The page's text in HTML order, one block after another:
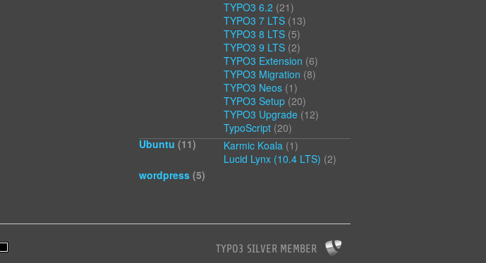
TYPO3 6.2 (21)
TYPO3 7 LTS (13)
TYPO3 8 LTS (5)
TYPO3 9 LTS (2)
TYPO3 Extension (6)
TYPO3 Migration (8)
TYPO3 Neos (1)
TYPO3 Setup (20)
TYPO3 Upgrade (12)
TypoScript (20)
Ubuntu (11) Karmic Koala (1)
Lucid Lynx (10.4 LTS) (2)
wordpress (5)